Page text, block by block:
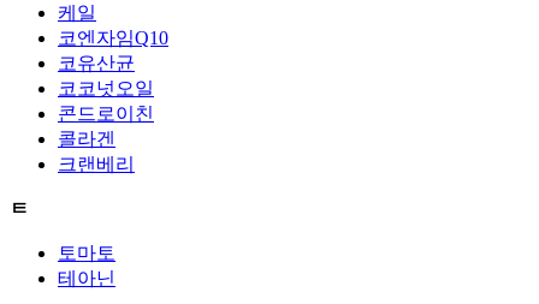
케일
코엔자임Q10
코유산균
코코넛오일
콘드로이친
콜라겐
크랜베리
ㅌ
토마토
테아닌